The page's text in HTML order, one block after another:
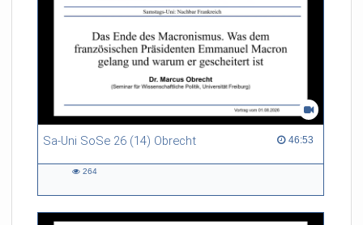
Sa-Uni SoSe 26 (14) Obrecht 46:53
46:53 duration
264